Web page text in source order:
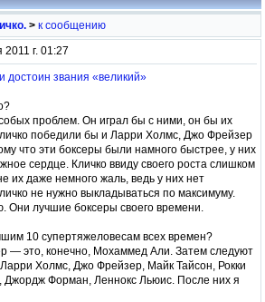
> к сообщению
г. 01:27
звания «великий»
проблем. Он играл бы с ними, он бы их
победили бы и Ларри Холмс, Джо Фрейзер
что эти боксеры были намного быстрее, у них
сердце. Кличко ввиду своего роста слишком
их даже немного жаль, ведь у них нет
не нужно выкладываться по максимуму.
Они лучшие боксеры своего времени.
10 супертяжеловесам всех времен?
— это, конечно, Мохаммед Али. Затем следуют
Холмс, Джо Фрейзер, Майк Тайсон, Рокки
Форман, Леннокс Льюис. После них я